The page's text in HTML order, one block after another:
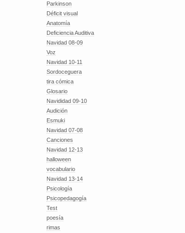
Parkinson
Déficit visual
Anatomía
Deficiencia Auditiva
Navidad 08-09
Voz
Navidad 10-11
Sordoceguera
tira cómica
Glosario
Navididad 09-10
Audición
Esmuki
Navidad 07-08
Canciones
Navidad 12-13
halloween
vocabulario
Navidad 13-14
Psicología
Psicopedagogía
Test
poesía
rimas